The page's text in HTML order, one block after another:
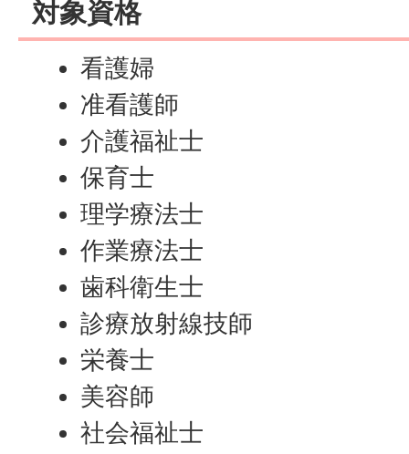
対象資格
看護婦
准看護師
介護福祉士
保育士
理学療法士
作業療法士
歯科衛生士
診療放射線技師
栄養士
美容師
社会福祉士